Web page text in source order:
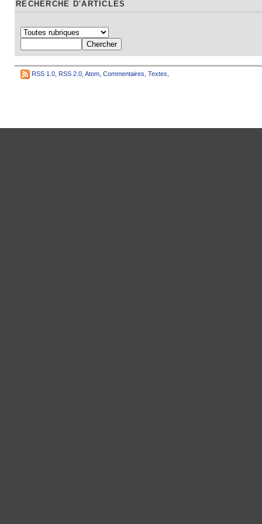
RECHERCHE D'ARTICLES
RSS 1.0 RSS 2.0 Atom Commentaires Textes